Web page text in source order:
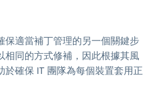
保適當補丁管理的另一個關鍵步
相同的方式修補，因此根據其風
於確保 IT 團隊為每個裝置套用正